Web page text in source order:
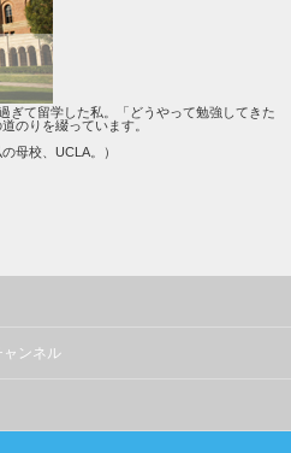
ぎて留学した私。「どうやって勉強してきた
のりを綴っています。
の母校、UCLA。）
ャンネル